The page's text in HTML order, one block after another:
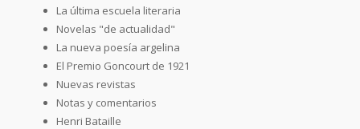
La última escuela literaria
Novelas "de actualidad"
La nueva poesía argelina
El Premio Goncourt de 1921
Nuevas revistas
Notas y comentarios
Henri Bataille